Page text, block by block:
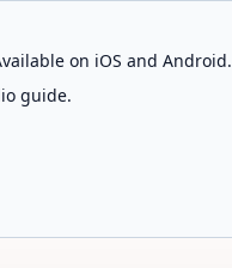
on iOS and Android.
guide.